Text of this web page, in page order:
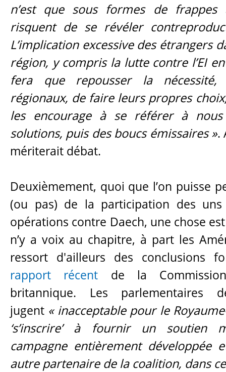
n’est que sous formes de frappes
risquent de se révéler
L’implication excessive des étrangers
région, y compris la lutte contre l’EI
fera que repousser la
régionaux, de faire leurs propres
les encourage à se référer à
solutions, puis des boucs émissaires ».
mériterait débat.
Deuxièmement, quoi que l’on puisse
(ou pas) de la participation des
opérations contre Daech, une chose
n’y a voix au chapitre, à part les
ressort d'ailleurs des conclusions
rapport récent de la
britannique. Les
jugent « inacceptable pour le
‘s’inscrire’ à fournir un soutien
campagne entièrement développée
autre partenaire de la coalition, dans